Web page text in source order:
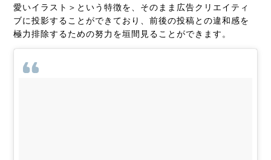
愛いイラスト＞という特徴を、そのまま広告クリエイティ
ブに投影することができており、前後の投稿との違和感を
極力排除するための努力を垣間見ることができます。